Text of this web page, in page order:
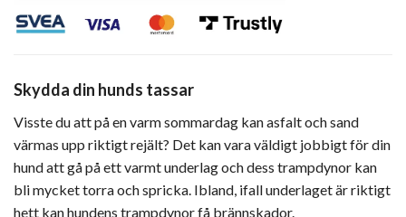
Skydda din hunds tassar
Visste du att på en varm sommardag kan asfalt och sand
värmas upp riktigt rejält? Det kan vara väldigt jobbigt för din
hund att gå på ett varmt underlag och dess trampdynor kan
bli mycket torra och spricka. Ibland, ifall underlaget är riktigt
hett kan hundens trampdynor få brännskador.